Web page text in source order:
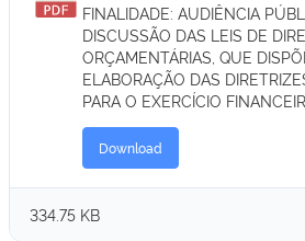
FINALIDADE: AUDIÊNCIA
DISCUSSÃO DAS LEIS DE
ORÇAMENTÁRIAS, QUE
ELABORAÇÃO DAS
PARA O EXERCÍCIO
Download
334.75 KB